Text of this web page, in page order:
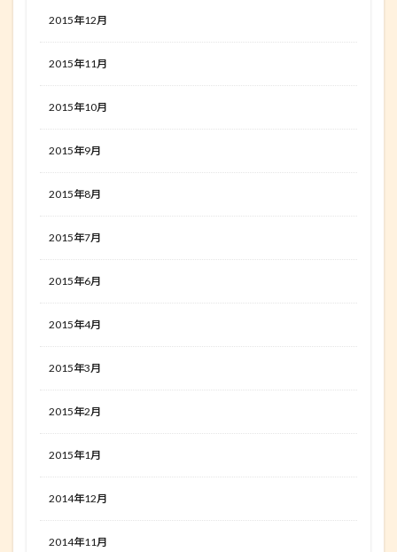
2015年12月
2015年11月
2015年10月
2015年9月
2015年8月
2015年7月
2015年6月
2015年4月
2015年3月
2015年2月
2015年1月
2014年12月
2014年11月